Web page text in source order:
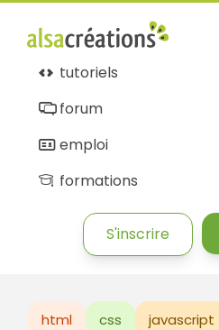
tutoriels
forum
emploi
formations
S'inscrire
html css javascript